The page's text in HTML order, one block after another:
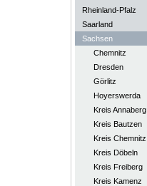
Rheinland-Pfalz
Saarland
Sachsen
Chemnitz
Dresden
Görlitz
Hoyerswerda
Kreis Annaberg
Kreis Bautzen
Kreis Chemnitz
Kreis Döbeln
Kreis Freiberg
Kreis Kamenz